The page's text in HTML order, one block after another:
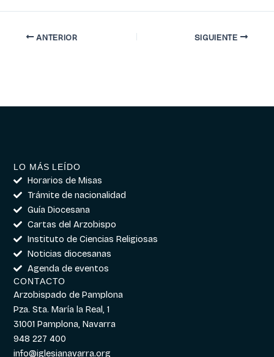
ANTERIOR SIGUIENTE
LO MÁS LEÍDO
Horarios de Misas
Trámite de nacionalidad
Guía Diocesana
Cartas del Arzobispo
Instituto de Ciencias Religiosas
Noticias diocesanas
Agenda de eventos
CONTACTO
Arzobispado de Pamplona
Pza. Sta. María la Real, 1
31001 Pamplona, Navarra
948 227 400
info@iglesianavarra.org